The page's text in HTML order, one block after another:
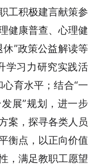
工积极建言献策参
健康普查、心理健
”政策公益解读等
学习力研究实践活
育水平；结合“一
展”规划，进一步
案，探寻各类人员
衡点，以正向价值
，满足教职工愿望